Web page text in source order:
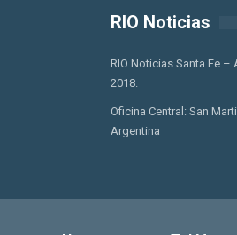
RIO Noticias
RIO Noticias Santa Fe
2018.
Oficina Central: San
Argentina